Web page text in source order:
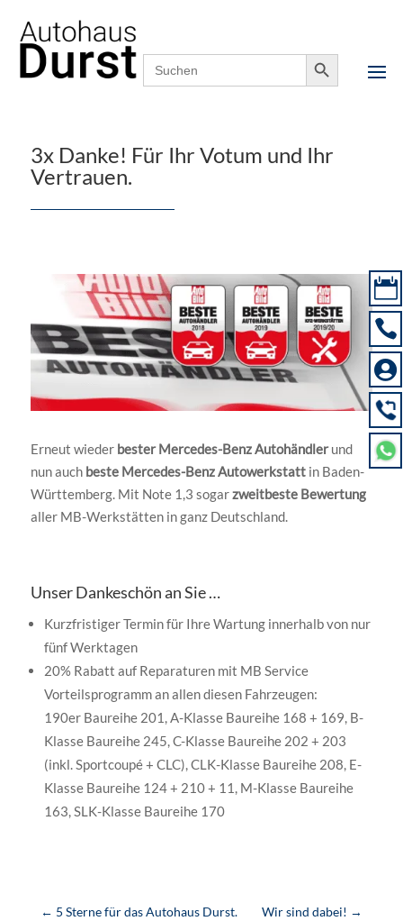
Search
for:
Search Button
Startseite»Allgemein
Vertrauen.
3x Danke! Für Ihr Votum und Ihr
Vertrauen.
Erneut wieder bester Mercedes-Benz Autohändlerund
nun auch beste Mercedes-Benz Autowerkstattin Baden-
Württemberg. Mit Note 1,3 sogarzweitbeste Bewertung
aller MB-Werkstätten in ganz Deutschland.
Unser Dankeschön an Sie …
Kurzfristiger Termin für Ihre Wartung innerhalb von nur
fünf Werktagen
20% Rabatt auf Reparaturen mit MB Service
Vorteilsprogramm an allen diesen Fahrzeugen:
190er Baureihe 201, A-Klasse Baureihe 168 + 169, B-
Klasse Baureihe 245, C-Klasse Baureihe 202 + 203
(inkl. Sportcoupé + CLC), CLK-Klasse Baureihe 208, E-
Klasse Baureihe 124 + 210 + 11, M-Klasse Baureihe
163, SLK-Klasse Baureihe 170
← 5 Sterne für das Autohaus Durst. Wir sind dabei! →


